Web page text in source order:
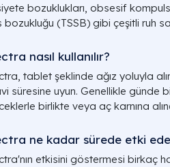
bozuklukları, obsesif
bozukluğu (TSSB) gibi çeşitli ruh
nasıl kullanılır?
tablet şeklinde ağız yoluyla
süresine uyun. Genellikle günde
birlikte veya aç karnına
ne kadar sürede etki
etkisini göstermesi birkaç